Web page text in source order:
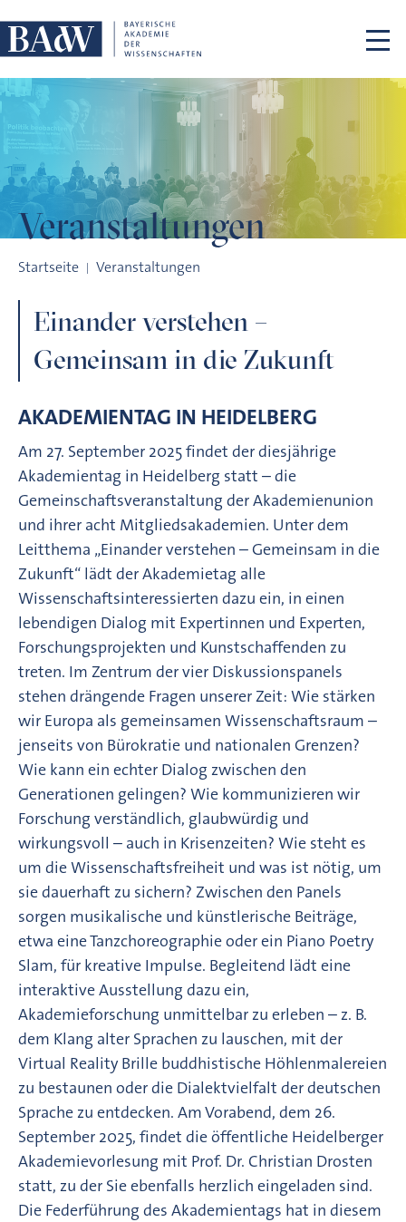
Veranstaltungen
Startseite Veranstaltungen
Einander verstehen –
Gemeinsam in die Zukunft
AKADEMIENTAG IN HEIDELBERG
Am 27. September 2025 findet der diesjährige
Akademientag in Heidelberg statt – die
Gemeinschaftsveranstaltung der Akademienunion
und ihrer acht Mitgliedsakademien. Unter dem
Leitthema „Einander verstehen – Gemeinsam in die
Zukunft“ lädt der Akademietag alle
Wissenschaftsinteressierten dazu ein, in einen
lebendigen Dialog mit Expertinnen und Experten,
Forschungsprojekten und Kunstschaffenden zu
treten. Im Zentrum der vier Diskussionspanels
stehen drängende Fragen unserer Zeit: Wie stärken
wir Europa als gemeinsamen Wissenschaftsraum –
jenseits von Bürokratie und nationalen Grenzen?
Wie kann ein echter Dialog zwischen den
Generationen gelingen? Wie kommunizieren wir
Forschung verständlich, glaubwürdig und
wirkungsvoll – auch in Krisenzeiten? Wie steht es
um die Wissenschaftsfreiheit und was ist nötig, um
sie dauerhaft zu sichern? Zwischen den Panels
sorgen musikalische und künstlerische Beiträge,
etwa eine Tanzchoreographie oder ein Piano Poetry
Slam, für kreative Impulse. Begleitend lädt eine
interaktive Ausstellung dazu ein,
Akademieforschung unmittelbar zu erleben – z. B.
dem Klang alter Sprachen zu lauschen, mit der
Virtual Reality Brille buddhistische Höhlenmalereien
zu bestaunen oder die Dialektvielfalt der deutschen
Sprache zu entdecken. Am Vorabend, dem 26.
September 2025, findet die öffentliche Heidelberger
Akademievorlesung mit Prof. Dr. Christian Drosten
statt, zu der Sie ebenfalls herzlich eingeladen sind.
Die Federführung des Akademientags hat in diesem